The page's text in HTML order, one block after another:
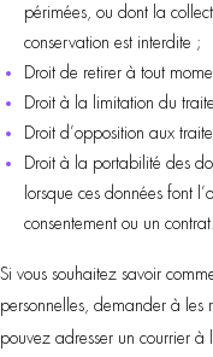
périmées, ou dont la
conservation est interdite ;
Droit de retirer à tout
Droit à la limitation du
Droit d’opposition aux
Droit à la portabilité des
lorsque ces données font
consentement ou un contrat.
Si vous souhaitez savoir
personnelles, demander à les
pouvez adresser un courrier à